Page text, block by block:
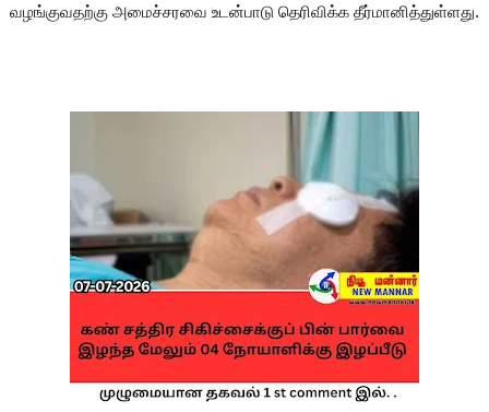
வழங்குவதற்கு அமைச்சரவை உடன்பாடு தெரிவிக்க தீர்மானித்துள்ளது.